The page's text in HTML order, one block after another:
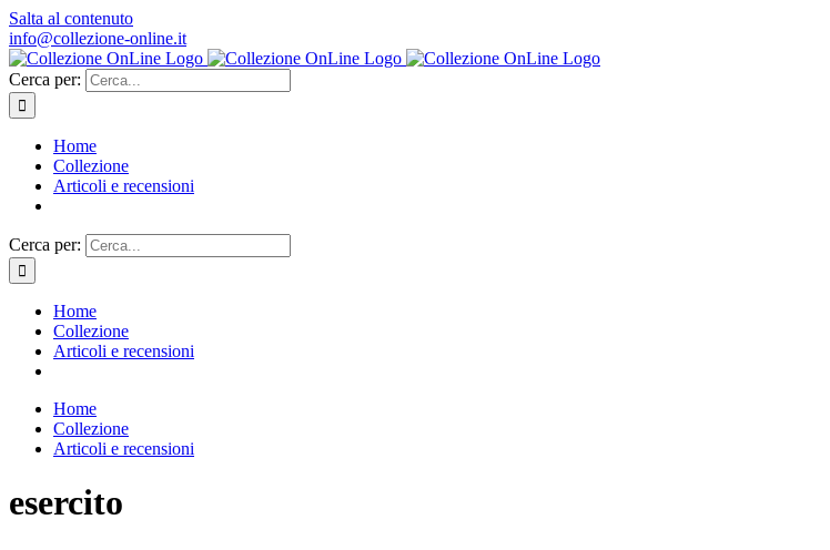
Salta al contenuto
info@collezione-online.it
Cerca per:
Home
Collezione
Articoli e recensioni
Cerca per:
Home
Collezione
Articoli e recensioni
Home
Collezione
Articoli e recensioni
esercito